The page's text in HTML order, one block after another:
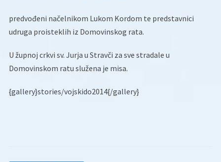
predvođeni načelnikom Lukom Kordom te predstavnici
udruga proisteklih iz Domovinskog rata.
U župnoj crkvi sv. Jurja u Stravči za sve stradale u
Domovinskom ratu služena je misa.
{gallery}stories/vojskido2014{/gallery}